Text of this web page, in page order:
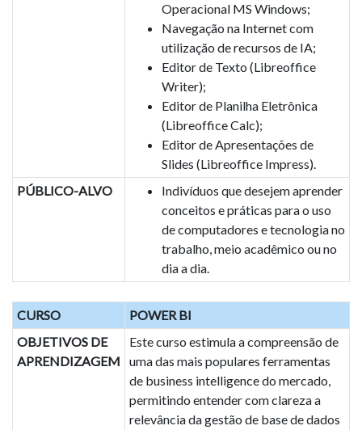
Operacional MS Windows;
Navegação na Internet com
utilização de recursos de IA;
Editor de Texto (Libreoffice
Writer);
Editor de Planilha Eletrônica
(Libreoffice Calc);
Editor de Apresentações de
Slides (Libreoffice Impress).
PÚBLICO-ALVO
Indivíduos que desejem aprender
conceitos e práticas para o uso
de computadores e tecnologia no
trabalho, meio acadêmico ou no
dia a dia.
CURSO
POWER BI
OBJETIVOS DE
APRENDIZAGEM
Este curso estimula a compreensão de
uma das mais populares ferramentas
de business intelligence do mercado,
permitindo entender com clareza a
relevância da gestão de base de dados